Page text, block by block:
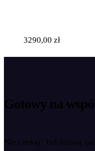
3290,00 zł
Gotowy na
Nie czekaj! Już dzisiaj